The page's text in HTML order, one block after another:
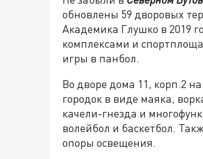
обновлены 59 дворовых
Академика Глушко в 2019
комплексами и
игры в панбол.
Во дворе дома 11, корп.2
городок в виде маяка,
качели-гнезда и
волейбол и баскетбол.
опоры освещения.